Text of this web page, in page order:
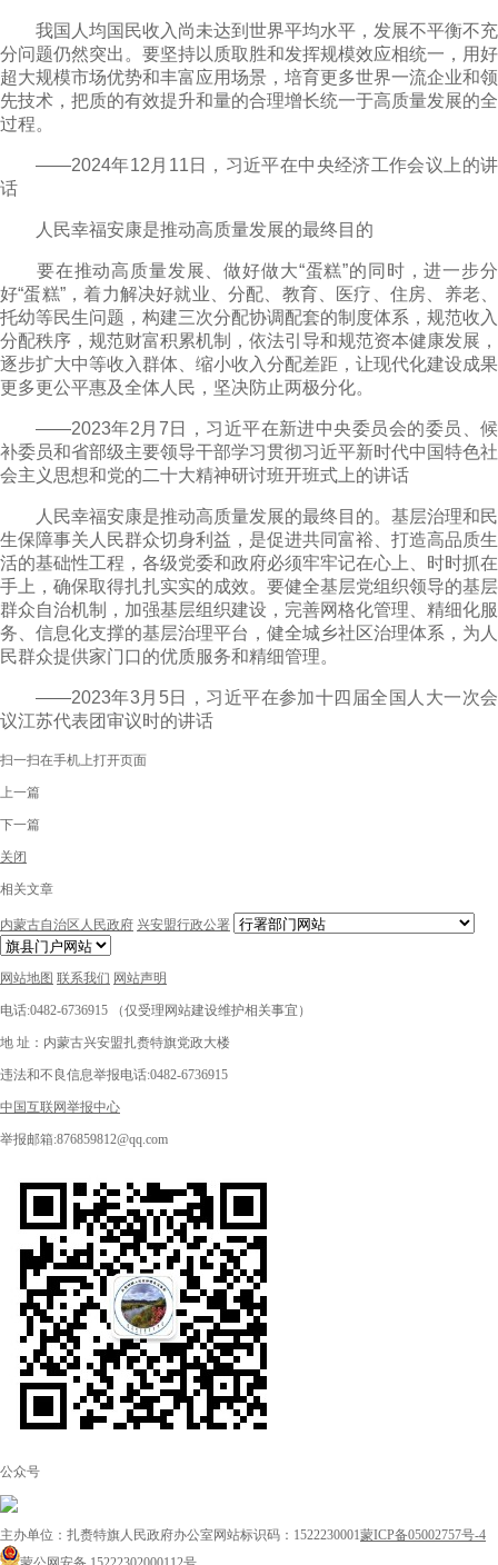
我国人均国民收入尚未达到世界平均水平，发展不平衡不充
分问题仍然突出。要坚持以质取胜和发挥规模效应相统一，用好
超大规模市场优势和丰富应用场景，培育更多世界一流企业和领
先技术，把质的有效提升和量的合理增长统一于高质量发展的全
过程。
——2024年12月11日，习近平在中央经济工作会议上的讲
话
人民幸福安康是推动高质量发展的最终目的
要在推动高质量发展、做好做大“蛋糕”的同时，进一步分
好“蛋糕”，着力解决好就业、分配、教育、医疗、住房、养老、
托幼等民生问题，构建三次分配协调配套的制度体系，规范收入
分配秩序，规范财富积累机制，依法引导和规范资本健康发展，
逐步扩大中等收入群体、缩小收入分配差距，让现代化建设成果
更多更公平惠及全体人民，坚决防止两极分化。
——2023年2月7日，习近平在新进中央委员会的委员、候
补委员和省部级主要领导干部学习贯彻习近平新时代中国特色社
会主义思想和党的二十大精神研讨班开班式上的讲话
人民幸福安康是推动高质量发展的最终目的。基层治理和民
生保障事关人民群众切身利益，是促进共同富裕、打造高品质生
活的基础性工程，各级党委和政府必须牢牢记在心上、时时抓在
手上，确保取得扎扎实实的成效。要健全基层党组织领导的基层
群众自治机制，加强基层组织建设，完善网格化管理、精细化服
务、信息化支撑的基层治理平台，健全城乡社区治理体系，为人
民群众提供家门口的优质服务和精细管理。
——2023年3月5日，习近平在参加十四届全国人大一次会
议江苏代表团审议时的讲话
扫一扫在手机上打开页面
上一篇
下一篇
关闭
相关文章
内蒙古自治区人民政府 兴安盟行政公署
网站地图 联系我们 网站声明
电话:0482-6736915 （仅受理网站建设维护相关事宜）
地 址：内蒙古兴安盟扎赉特旗党政大楼
违法和不良信息举报电话:0482-6736915
中国互联网举报中心
举报邮箱:876859812@qq.com
公众号
主办单位：扎赉特旗人民政府办公室网站标识码：1522230001蒙ICP备05002757号-4